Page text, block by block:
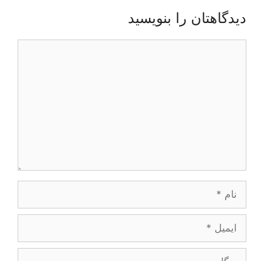
دیدگاهتان را بنویسید
وبگاه